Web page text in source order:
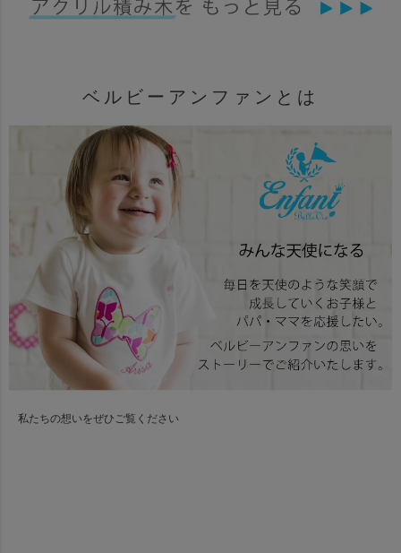
ベルビーアンファンとは
私たちの想いをぜひご覧ください